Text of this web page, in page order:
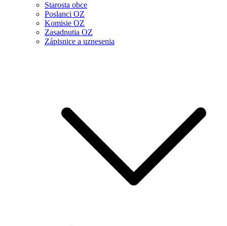
Starosta obce
Poslanci OZ
Komisie OZ
Zasadnutia OZ
Zápisnice a uznesenia